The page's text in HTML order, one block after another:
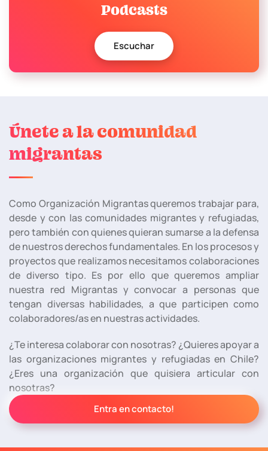
Podcasts
Escuchar
Únete a la comunidad
migrantas
Como Organización Migrantas queremos trabajar para,
desde y con las comunidades migrantes y refugiadas,
pero también con quienes quieran sumarse a la defensa
de nuestros derechos fundamentales. En los procesos y
proyectos que realizamos necesitamos colaboraciones
de diverso tipo. Es por ello que queremos ampliar
nuestra red Migrantas y convocar a personas que
tengan diversas habilidades, a que participen como
colaboradores/as en nuestras actividades.
¿Te interesa colaborar con nosotras? ¿Quieres apoyar a
las organizaciones migrantes y refugiadas en Chile?
¿Eres una organización que quisiera articular con
nosotras?
Entra en contacto!